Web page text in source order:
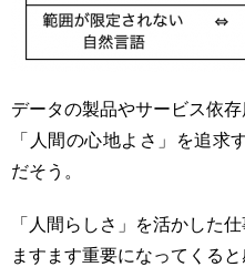
データの製品やサービス依存
「人間の心地よさ」を追求
だそう。
「人間らしさ」を活かした
ますます重要になってくると